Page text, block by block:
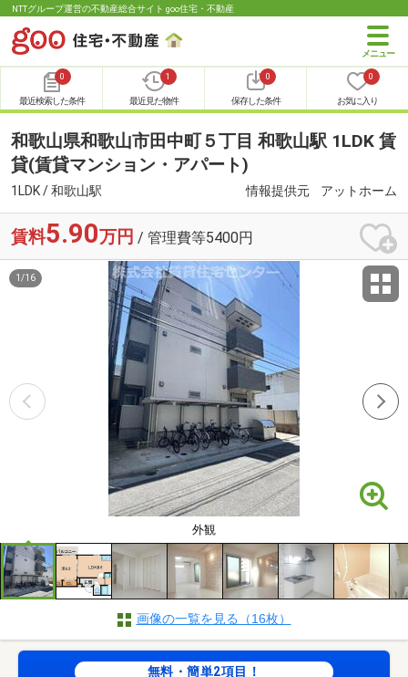
NTTグループ運営の不動産総合サイト goo住宅・不動産
0
最近検索した条件
1
最近見た物件
0
保存した条件
0
お気に入り
和歌山県和歌山市田中町５丁目 和歌山駅 1LDK 賃
貸(賃貸マンション・アパート)
1LDK / 和歌山駅 情報提供元 アットホーム
賃料5.90万円 / 管理費等5400円
外観
1 /16
画像の一覧を見る（16枚）
無料・簡単2項目！